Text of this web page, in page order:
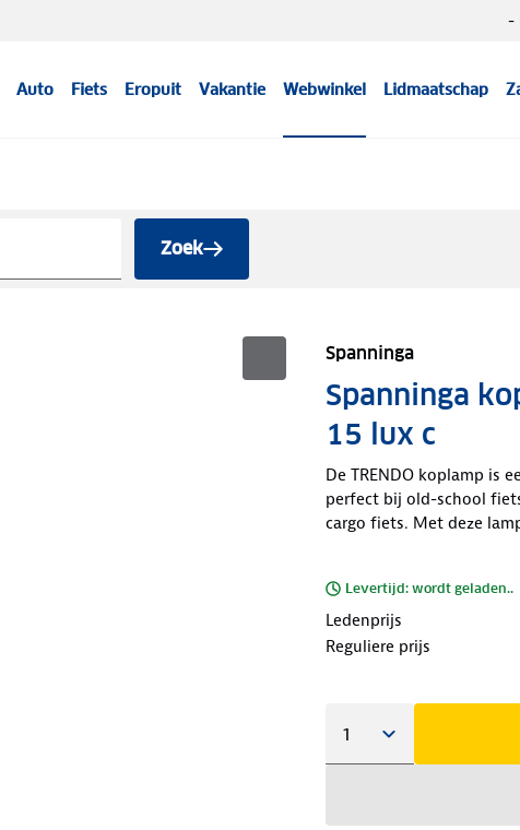
Auto Fiets Eropuit Vakantie Webwinkel Lidmaatschap
-
Zoek
Spanninga
Spanninga
15 lux c
De TRENDO koplamp is
perfect bij old-school
cargo fiets. Met deze
Levertijd: wordt geladen..
Ledenprijs
Reguliere prijs